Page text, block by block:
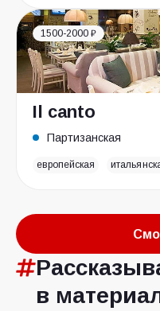
1500-2000 ₽
Il canto
Партизанская
европейская
в